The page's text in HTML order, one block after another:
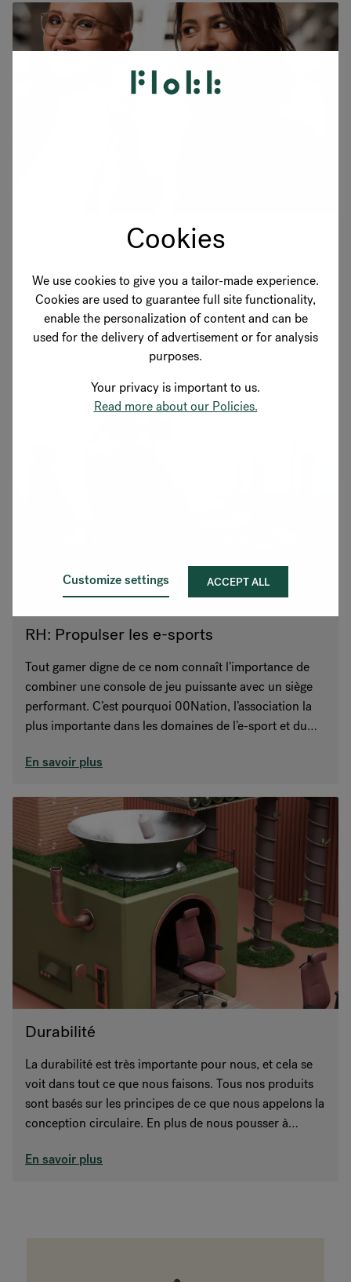
Cookies
We use cookies to give you a tailor-made experience.
Cookies are used to guarantee full site functionality,
enable the personalization of content and can be
used for the delivery of advertisement or for analysis
purposes.
Your privacy is important to us.
Read more about our Policies.
Customize settings ACCEPT ALL
Essayer un siège
naturellement, de les essayer ! C’est pourquoi vous
pouvez essayer un siège RH chez nos distributeurs
participants.
RH: Propulser les e-sports
Tout gamer digne de ce nom connaît l’importance de
combiner une console de jeu puissante avec un siège
performant. C’est pourquoi 00Nation, l’association la
plus importante dans les domaines de l’e-sport et du
nouveau QG et centre d’entraînement ultra-moderne.
En savoir plus
Durabilité
La durabilité est très importante pour nous, et cela se
voit dans tout ce que nous faisons. Tous nos produits
sont basés sur les principes de ce que nous appelons la
conception circulaire. En plus de nous pousser à
implique d'utiliser moins de ressources, moins de
En savoir plus